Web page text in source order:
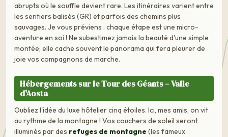
abrupts où le souffle devient rare. Les itinéraires varient entre
les sentiers balisés (GR) et parfois des chemins plus
sauvages. Je vous préviens : chaque étape est une micro-
aventure en soi ! Ne subestimez jamais la beauté d'une simple
montée; elle cache souvent le panorama qui fera pleurer de
joie vos compagnons de marche.
Hébergements sur le Tour des Géants – Valle
d'Aosta
Oubliez l'idée du luxe hôtelier cinq étoiles. Ici, mes amis, on vit
au rythme de la montagne ! Vos couchers de soleil seront
illuminés par des refuges de montagne (les fameux